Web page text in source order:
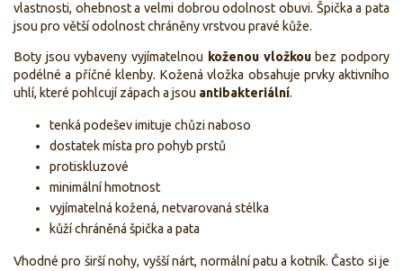
vlastnosti, ohebnost a velmi dobrou odolnost obuvi. Špička a pata
jsou pro větší odolnost chráněny vrstvou pravé kůže.
Boty jsou vybaveny vyjímatelnou koženou vložkoubez podpory
podélné a příčné klenby. Kožená vložka obsahuje prvky aktivního
uhlí, které pohlcují zápach a jsou antibakteriální.
tenká podešev imituje chůzi naboso
dostatek místa pro pohyb prstů
protiskluzové
minimální hmotnost
vyjímatelná kožená, netvarovaná stélka
kůží chráněná špička a pata
Vhodné pro širší nohy, vyšší nárt, normální patu a kotník. Často si je